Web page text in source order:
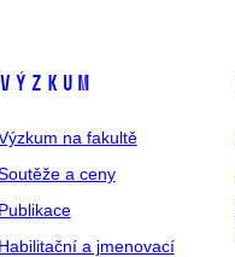
Výzkum
na fakultě
a ceny
Publikace
Habilitační a jmenovací